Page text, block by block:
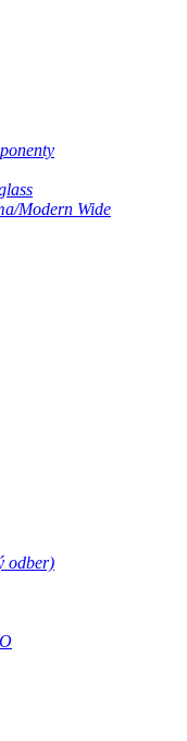
Modern Wide
odber)